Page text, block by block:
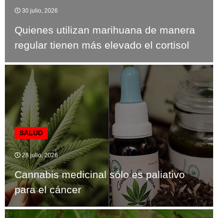
30 julio, 2026
Quienes utilizan marihuana de manera
regular tienen más elevado el cortisol
SALUD
28 julio, 2026
Cannabis medicinal sólo es paliativo
para el cáncer